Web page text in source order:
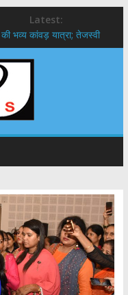
Latest:
भव्य कांवड़ यात्रा; तेजस्वी
सीएम धामी के निर्देश
को कुल 146 करोड़ 32 लाख
बुनकरों और हस्तशिल्प
सब्सिडी, गंगा एक्सप्रेसवे का